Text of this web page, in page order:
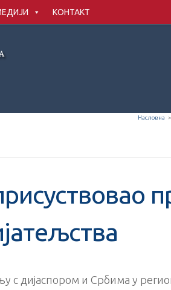
КОНТАКТ
Насловна >
с дијаспором и Србима у